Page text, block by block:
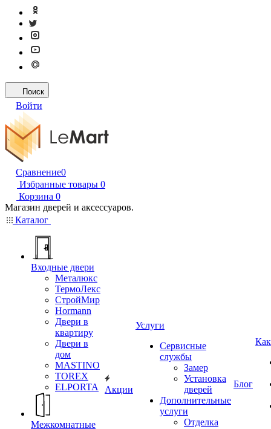
Поиск
Войти
Сравнение0
Избранные товары 0
Корзина 0
Магазин дверей и аксессуаров.
Каталог
Входные двери
Металюкс
ТермоЛекс
СтройМир
Hormann
Двери в
квартиру
Двери в
дом
MASTINO
TOREX
ELPORTA
Межкомнатные
Акции
Услуги
Сервисные
службы
Замер
Установка
дверей
Дополнительные
услуги
Отделка
Блог